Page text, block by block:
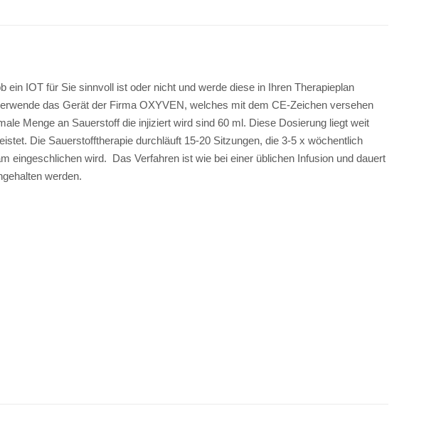
IOT für Sie sinnvoll ist oder nicht und werde diese in Ihren Therapieplan
das Gerät der Firma OXYVEN, welches mit dem CE-Zeichen versehen
Menge an Sauerstoff die injiziert wird sind 60 ml. Diese Dosierung liegt weit
Die Sauerstofftherapie durchläuft 15-20 Sitzungen, die 3-5 x wöchentlich
eingeschlichen wird. Das Verfahren ist wie bei einer üblichen Infusion und dauert
werden.